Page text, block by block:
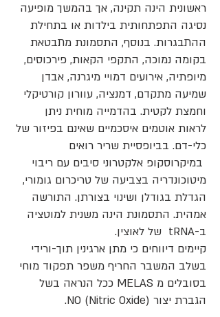
ראשונית הינה תקינה, אך בהמשך מופיעה
נסיגה התפתחותית בילדות או בתחילת
ההתבגרות. בנוסף, התסמונת מתבטאת
בקומה נמוכה, התקפי הקאות, פירכוסים,
מיופתיה, אירועים דמויי מיגרנה, אבדן
שמיעה מתקדם, דמנציה, עוורון קורטיקלי
וחמצת לקטית. בהדמייה מוחית ניתן
לראות אוטמים איסכמיים שאינם בפיזור של
כלי-דם. בביופסיית שריר רואים
במיקרוסקופ אלקטרוני סיבים עם ריבוי
מיטוכונדריה בצביעה של טריכרום גומורי,
הגדלת בגודלן ושינוי בצורתן. התורשה
אמהית. התסמונת הינה משנית למוטציה
ב-tRNA של לאוצין.
קיימים דיווחים כי מתן ארגינין תוך-ורידי
בשלב המשבר החריף משפר תפקוד מוחי
בסובלים מ MELAS ככל הנראה בשל
הגברת יצור NO (Nitric Oxide).